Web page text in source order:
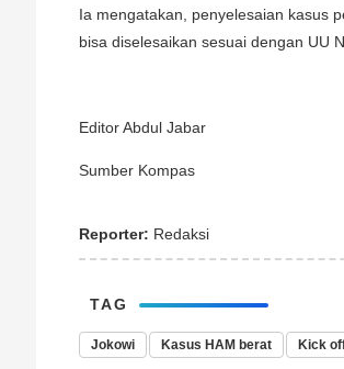
Ia mengatakan, penyelesaian kasus
bisa diselesaikan sesuai dengan UU
Editor Abdul Jabar
Sumber Kompas
Reporter: Redaksi
TAG
Jokowi Kasus HAM berat Kick